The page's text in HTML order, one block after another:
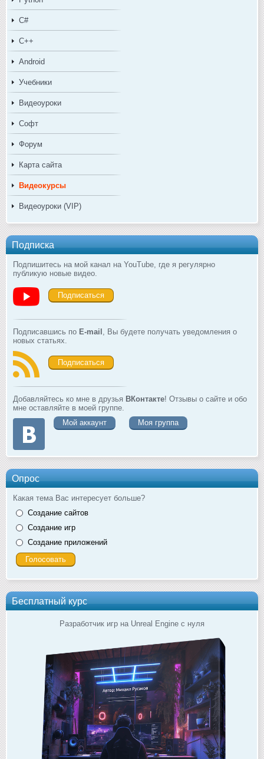
C#
C++
Android
Учебники
Видеоуроки
Софт
Форум
Карта сайта
Видеокурсы
Видеоуроки (VIP)
Подписка
Подпишитесь на мой канал на YouTube, где я регулярно
публикую новые видео.
Подписаться
Подписавшись по E-mail
, Вы будете получать уведомления о
новых статьях.
Подписаться
Добавляйтесь ко мне в друзья ВКонтакте! Отзывы о сайте и обо
мне оставляйте в моей группе.
Мой аккаунт
Моя группа
Опрос
Какая тема Вас интересует больше?
Создание сайтов
Создание игр
Создание приложений
Бесплатный курс
Разработчик игр на Unreal Engine с нуля